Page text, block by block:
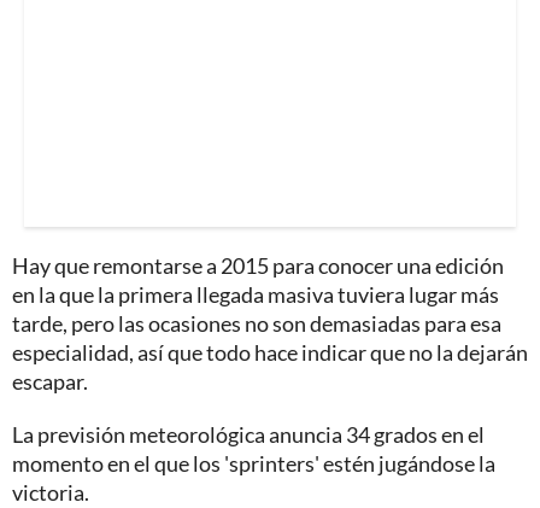
Hay que remontarse a 2015 para conocer una edición
en la que la primera llegada masiva tuviera lugar más
tarde, pero las ocasiones no son demasiadas para esa
especialidad, así que todo hace indicar que no la dejarán
escapar.
La previsión meteorológica anuncia 34 grados en el
momento en el que los 'sprinters' estén jugándose la
victoria.